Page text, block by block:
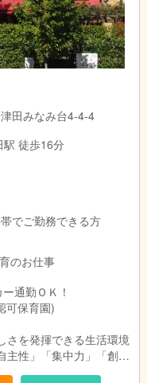
田みなみ台4-4-4
徒歩16分
でご勤務できる方
のお仕事
通勤ＯＫ！
可保育園)
さを発揮できる生活環境
性」「集中力」「創造